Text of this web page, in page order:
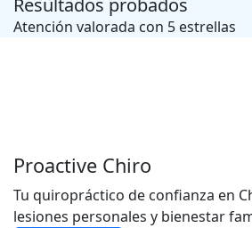
Resultados probados
Atención valorada con 5 estrellas
Proactive Chiro
Tu quiropráctico de confianza en
lesiones personales y bienestar